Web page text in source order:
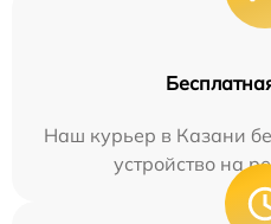
Наш курьер в Казани
устройство на